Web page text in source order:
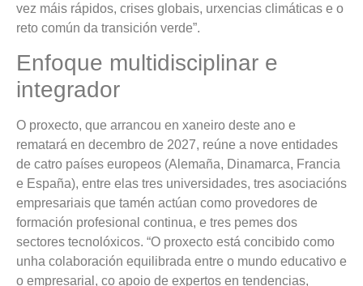
vez máis rápidos, crises globais, urxencias climáticas e o
reto común da transición verde”.
Enfoque multidisciplinar e
integrador
O proxecto, que arrancou en xaneiro deste ano e
rematará en decembro de 2027, reúne a nove entidades
de catro países europeos (Alemaña, Dinamarca, Francia
e España), entre elas tres universidades, tres asociacións
empresariais que tamén actúan como provedores de
formación profesional continua, e tres pemes dos
sectores tecnolóxicos. “O proxecto está concibido como
unha colaboración equilibrada entre o mundo educativo e
o empresarial, co apoio de expertos en tendencias,